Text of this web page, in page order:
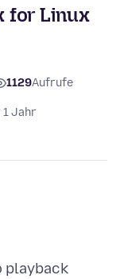
for Linux
1129Aufrufe
Jahr
playback